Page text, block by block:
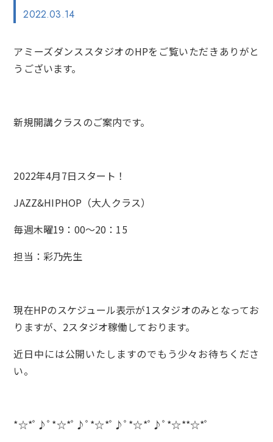
2022.03.14
アミーズダンススタジオのHPをご覧いただきありがと
うございます。
新規開講クラスのご案内です。
2022年4月7日スタート！
JAZZ&HIPHOP（大人クラス）
毎週木曜19：00～20：15
担当：彩乃先生
現在HPのスケジュール表示が1スタジオのみとなってお
りますが、2スタジオ稼働しております。
近日中には公開いたしますのでもう少々お待ちくださ
い。
*☆*ﾟ♪ﾟ*☆*ﾟ♪ﾟ*☆*ﾟ♪ﾟ*☆*ﾟ♪ﾟ*☆**☆*ﾟ